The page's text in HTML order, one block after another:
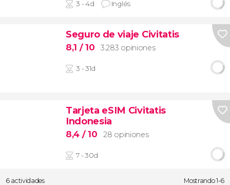
3 - 4d Inglés
Seguro de viaje Civitatis
8,1 / 10 3.283 opiniones
3 - 31d
Tarjeta eSIM Civitatis
Indonesia
8,4 / 10 28 opiniones
7 - 30d
6 actividades Mostrando 1-6